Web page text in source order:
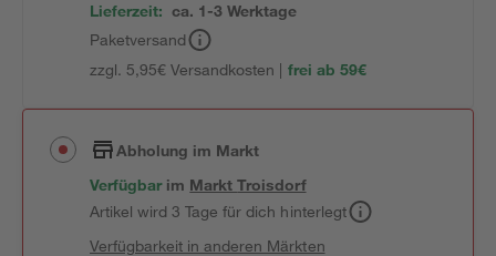
Lieferzeit: ca. 1-3 Werktage
Paketversand
zzgl. 5,95€ Versandkosten | frei ab 59€
Abholung im Markt
Verfügbar im MarktTroisdorf
Artikel wird 3 Tage für dich hinterlegt
Verfügbarkeit in anderen Märkten